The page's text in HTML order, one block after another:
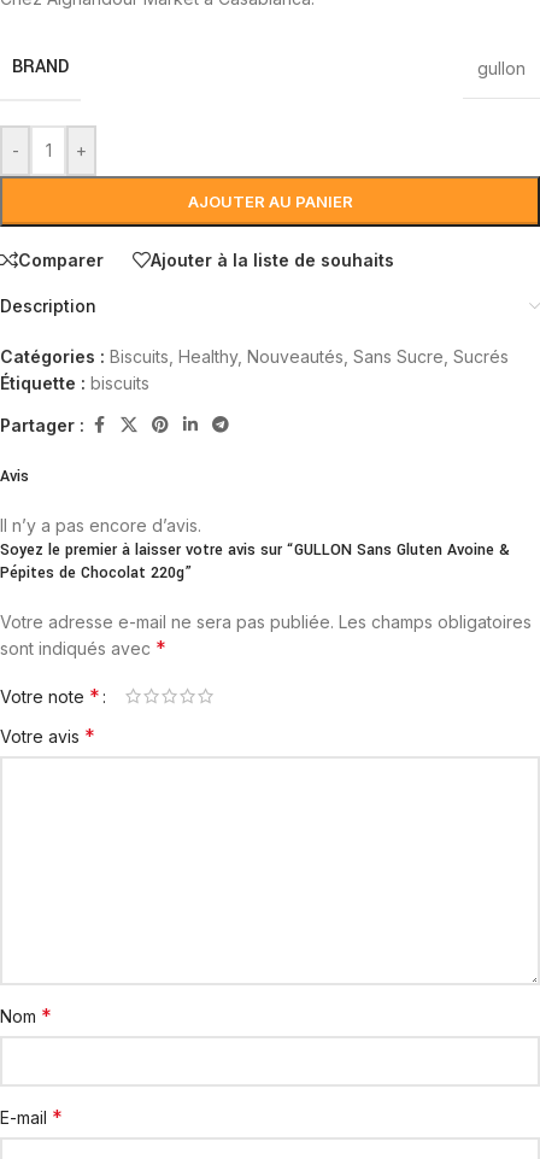
BRAND gullon
- +
AJOUTER AU PANIER
Comparer Ajouter à la liste de souhaits
Description
Catégories : Biscuits Healthy, Nouveautés Sans Sucre Sucrés
Étiquette : biscuits
Partager :
Avis
Il n’y a pas encore d’avis.
Soyez le premier à laisser votre avis sur “GULLON Sans Gluten Avoine &
Pépites de Chocolat 220g”
Votre adresse e-mail ne sera pas publiée. Les champs obligatoires
sont indiqués avec *
Votre note *
Votre avis *
Nom *
E-mail *